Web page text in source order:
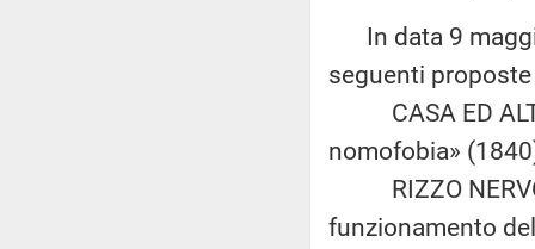
In data 9
seguenti
CASA ED
nomofobia»
RIZZO NERVO
funzionamento